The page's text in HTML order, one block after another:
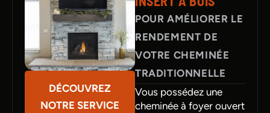
POUR AMÉLIORER LE
RENDEMENT DE
VOTRE CHEMINÉE
TRADITIONNELLE
Vous possédez une
cheminée à foyer ouvert
DÉCOUVREZ
NOTRE SERVICE